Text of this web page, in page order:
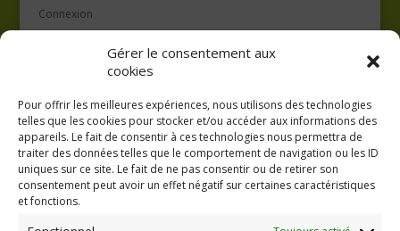
Gérer le consentement aux
cookies
Pour offrir les meilleures expériences, nous utilisons des technologies
telles que les cookies pour stocker et/ou accéder aux informations des
appareils. Le fait de consentir à ces technologies nous permettra de
traiter des données telles que le comportement de navigation ou les ID
uniques sur ce site. Le fait de ne pas consentir ou de retirer son
consentement peut avoir un effet négatif sur certaines caractéristiques
et fonctions.
Connexion
Flux des commentaires
GAEC A la volée
Kergreach - Loperhet
06 65 62 84 25